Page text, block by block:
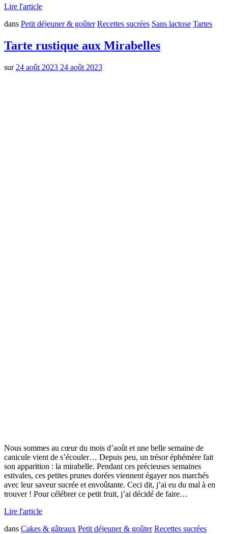
Lire l'article
dans Petit déjeuner & goûter Recettes sucrées Sans lactose Tartes
Tarte rustique aux Mirabelles
sur 24 août 2023 24 août 2023
Nous sommes au cœur du mois d’août et une belle semaine de
canicule vient de s’écouler… Depuis peu, un trésor éphémère fait
son apparition : la mirabelle. Pendant ces précieuses semaines
estivales, ces petites prunes dorées viennent égayer nos marchés
avec leur saveur sucrée et envoûtante. Ceci dit, j’ai eu du mal à en
trouver ! Pour célébrer ce petit fruit, j’ai décidé de faire…
Lire l'article
dans Cakes & gâteaux Petit déjeuner & goûter Recettes sucrées